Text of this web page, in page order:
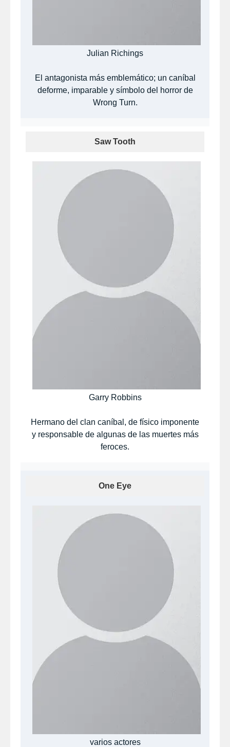
Julian Richings
El antagonista más emblemático; un caníbal
deforme, imparable y símbolo del horror de
Wrong Turn.
Saw Tooth
Garry Robbins
Hermano del clan caníbal, de físico imponente
y responsable de algunas de las muertes más
feroces.
One Eye
varios actores